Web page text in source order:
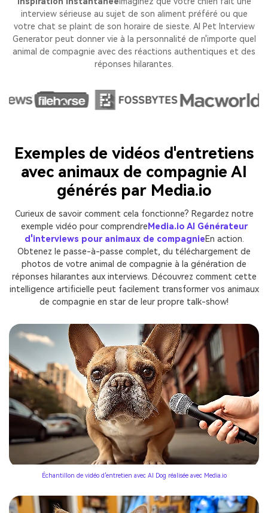
interview sérieuse au sujet de son aliment préféré ou que
votre chat se plaint de son horaire de sieste. AI Pet Interview
Generator peut donner vie à la personnalité de n'importe quel
animal de compagnie avec des réactions authentiques et des
réponses hilarantes.
Exemples de vidéos d'entretiens
avec animaux de compagnie AI
générés par Media.io
Curieux de savoir comment cela fonctionne? Regardez notre
exemple vidéo pour comprendre Media.io AI Générateur
d'interviews pour animaux de compagnieEn action.
Obtenez le passe-à-passe complet, du téléchargement de
photos de votre animal de compagnie à la génération de
réponses hilarantes aux interviews. Découvrez comment cette
intelligence artificielle peut facilement transformer vos animaux
de compagnie en star de leur propre talk-show!
Échantillon de vidéo d'entretien avec AI Dog réalisée avec Media.io